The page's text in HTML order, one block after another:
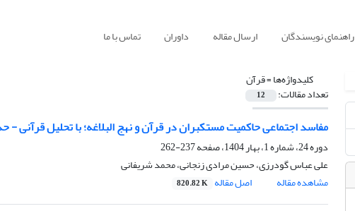
راهنمای نویسندگان ارسال مقاله داوران تماس با ما
کلیدواژه‌ها =قرآن
تعداد مقالات: 12
مفاسد اجتماعی حاکمیت مستکبران در قرآن و نهج البلاغه؛ با تحلیل قرآنی -
دوره 24، شماره 1، بهار 1404، صفحه
237-262
علی عباس گودرزی، حسین مرادی زنجانی، محمد شریفانی
مشاهده مقاله
اصل مقاله 820.82 K